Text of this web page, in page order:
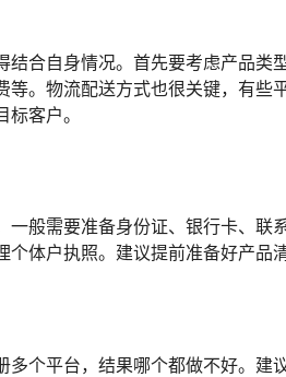
结合自身情况。首先要考虑产品类
等。物流配送方式也很关键，有些
客户。
一般需要准备身份证、银行卡、联
个体户执照。建议提前准备好产品
多个平台，结果哪个都做不好。建